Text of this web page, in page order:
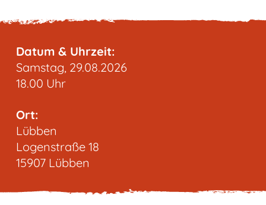
Datum & Uhrzeit:
Samstag, 29.08.2026
18.00 Uhr
Ort:
Lübben
Logenstraße 18
15907 Lübben